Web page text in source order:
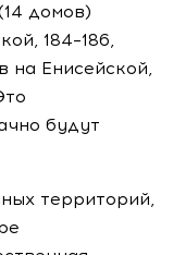
домов)
184–186,
Енисейской,
будут
территорий,